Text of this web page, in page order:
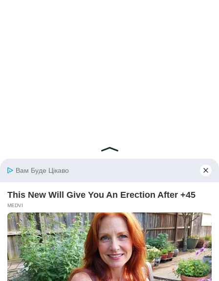
© 2026 iBilingua
Політика конфіденційності та умови користування
сайтом (Privacy Policy)